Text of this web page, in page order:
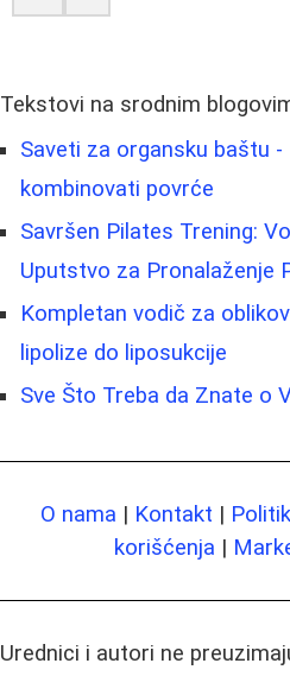
Tekstovi na srodnim
Saveti za organsku baštu -
kombinovati povrće
Savršen Pilates Trening:
Uputstvo za Pronalaženje
Kompletan vodič za
lipolize do liposukcije
Sve Što Treba da Znate o
O nama | Kontakt |
korišćenja |
Urednici i autori ne